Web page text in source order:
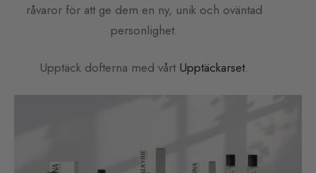
råvaror för att ge dem en ny, unik och oväntad
personlighet.
Upptäck dofterna med vårt Upptäckarset.